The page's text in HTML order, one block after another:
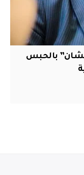
بالحبس